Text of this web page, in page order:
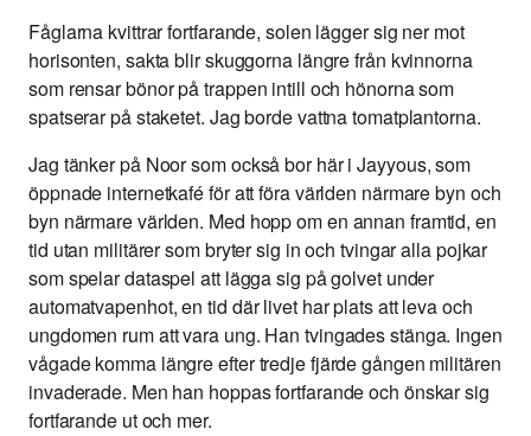
Fåglarna kvittrar fortfarande, solen lägger sig ner mot
horisonten, sakta blir skuggorna längre från kvinnorna
som rensar bönor på trappen intill och hönorna som
spatserar på staketet. Jag borde vattna tomatplantorna.
Jag tänker på Noor som också bor här i Jayyous, som
öppnade internetkafé för att föra världen närmare byn och
byn närmare världen. Med hopp om en annan framtid, en
tid utan militärer som bryter sig in och tvingar alla pojkar
som spelar dataspel att lägga sig på golvet under
automatvapenhot, en tid där livet har plats att leva och
ungdomen rum att vara ung. Han tvingades stänga. Ingen
vågade komma längre efter tredje fjärde gången militären
invaderade. Men han hoppas fortfarande och önskar sig
fortfarande ut och mer.